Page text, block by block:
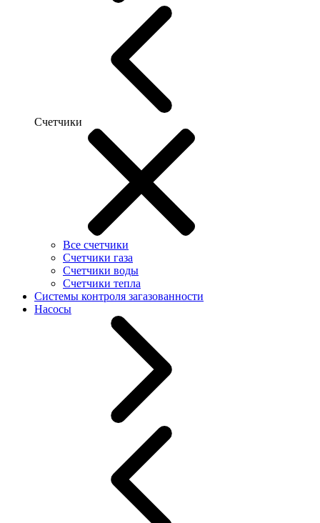
Счетчики
Все счетчики
Счетчики газа
Счетчики воды
Счетчики тепла
Системы контроля загазованности
Насосы